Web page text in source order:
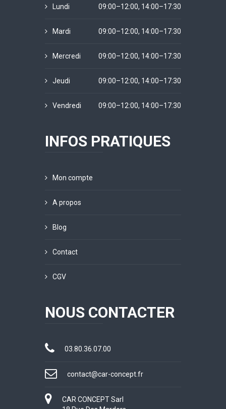
Lundi 09:00–12:00, 14:00–17:30
Mardi 09:00–12:00, 14:00–17:30
Mercredi 09:00–12:00, 14:00–17:30
Jeudi 09:00–12:00, 14:00–17:30
Vendredi 09:00–12:00, 14:00–17:30
INFOS PRATIQUES
Mon compte
A propos
Blog
Contact
CGV
NOUS CONTACTER
03.80.36.07.00
contact@car-concept.fr
CAR CONCEPT Sarl